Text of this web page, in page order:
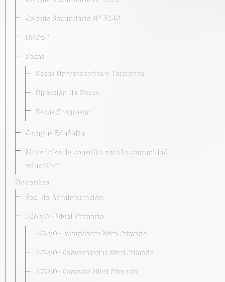
Colegio Secundario Nº 5240
UFIDeT
Becas
Becas Universitarias y Terciarias
Dirección de Becas
Becas Progresar
Campus EduSalta
Materiales de consulta para la comunidad
educativa
Docentes
Sec. de Administración
JCMyD · Nivel Primario
JCMyD · Autoridades Nivel Primario
JCMyD · Convocatorias Nivel Primario
JCMyD · Contacto Nivel Primario